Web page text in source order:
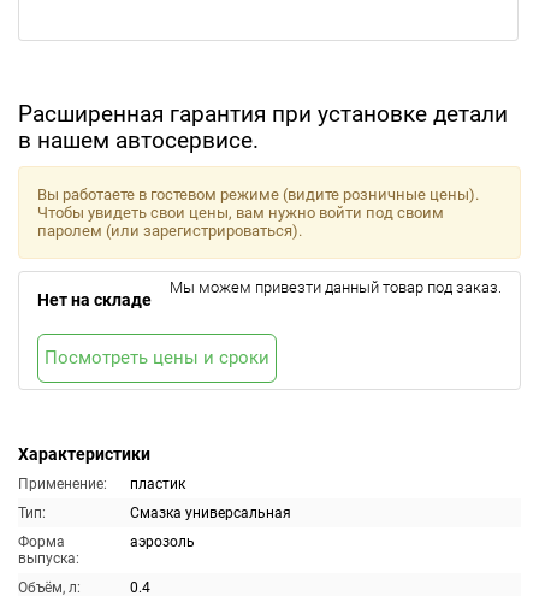
Расширенная гарантия при установке детали
в нашем автосервисе.
Характеристики
Применение:
пластик
Тип:
Смазка универсальная
Форма
выпуска:
аэрозоль
Объём, л:
0.4
Вы работаете в гостевом режиме (видите розничные цены).
Чтобы увидеть свои цены, вам нужно войти под своим
паролем (или зарегистрироваться).
Нет на складе
Мы можем привезти данный товар под заказ.
Посмотреть цены и сроки